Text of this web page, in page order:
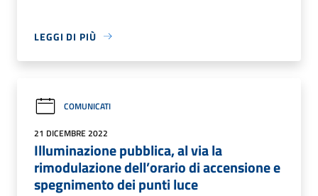
LEGGI DI PIÙ
COMUNICATI
21 DICEMBRE 2022
Illuminazione pubblica, al via la
rimodulazione dell’orario di accensione e
spegnimento dei punti luce